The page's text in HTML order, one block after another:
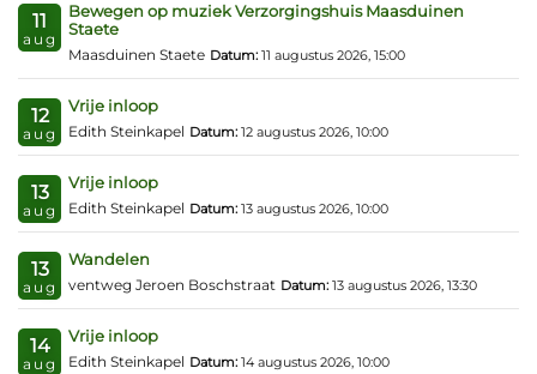
11
aug
Bewegen op muziek Verzorgingshuis Maasduinen
Staete
Maasduinen Staete Datum: 11 augustus 2026, 15:00
12
aug
Vrije inloop
Edith Steinkapel Datum: 12 augustus 2026, 10:00
13
aug
Vrije inloop
Edith Steinkapel Datum: 13 augustus 2026, 10:00
13
aug
Wandelen
ventweg Jeroen Boschstraat Datum: 13 augustus 2026, 13:30
14
aug
Vrije inloop
Edith Steinkapel Datum: 14 augustus 2026, 10:00